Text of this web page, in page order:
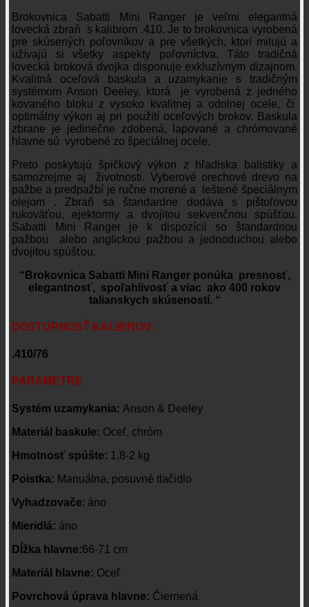
Brokovnica Sabatti Mini Ranger je veľmi elegantná
lovecká zbraň s kalibrom .410. Je to brokovnica vyrobená
pre skúsených poľovníkov a pre všetkých, ktorí milujú a
užívajú si všetky aspekty poľovníctva. Táto tradičná
lovecká broková dvojka disponuje exkluzívnym dizajnom.
Kvalitná oceľová baskula a uzamykanie s tradičným
systémom Anson Deeley, ktorá je vyrobená z jedného
kovaného bloku z vysoko kvalitnej a odolnej ocele, či
optimálny výkon aj pri použití oceľových brokov. Baskula
zbrane je jedinečne zdobená, lapované a chrómované
hlavne sú vyrobené zo špeciálnej ocele.
Preto poskytujú špičkový výkon z hľadiska balistiky a
samozrejme aj životnosti. Vyberové orechové drevo na
pažbe a predpažbí je ručne morené a leštené špeciálnym
olejom . Zbraň sa štandardne dodáva s pištoľovou
rukoväťou, ejektormy a dvojitou sekvenčnou spúšťou.
Sabatti Mini Ranger je k dispozícii so štandardnou
pažbou alebo anglickou pažbou a jednoduchou alebo
dvojitou spúšťou.
“Brokovnica Sabatti Mini Ranger ponúka presnosť,
elegantnosť, spoľahlivosť a viac ako 400 rokov
talianskych skúseností. “
DOSTUPNOSŤ KALIBROV:
.410/76
PARAMETRE
Systém uzamykania: Anson & Deeley
Materiál baskule: Oceľ, chróm
Hmotnosť spúšte: 1,8-2 kg
Poistka: Manuálna, posuvné tlačidlo
Vyhadzovače: áno
Mieridlá: áno
Dĺžka hlavne:66-71 cm
Materiál hlavne: Oceľ
Povrchová úprava hlavne: Čiernená